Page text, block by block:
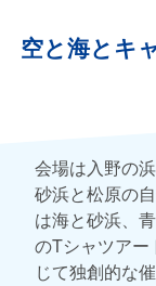
空と海とキ
会場は入野の
砂浜と松原の
は海と砂浜、
のTシャツアー
じて独創的な